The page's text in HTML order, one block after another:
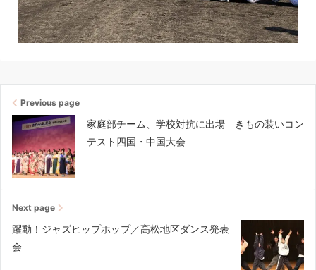
Previous page
家庭部チーム、学校対抗に出場 きもの装いコン
テスト四国・中国大会
Next page
躍動！ジャズヒップホップ／高松地区ダンス発表
会